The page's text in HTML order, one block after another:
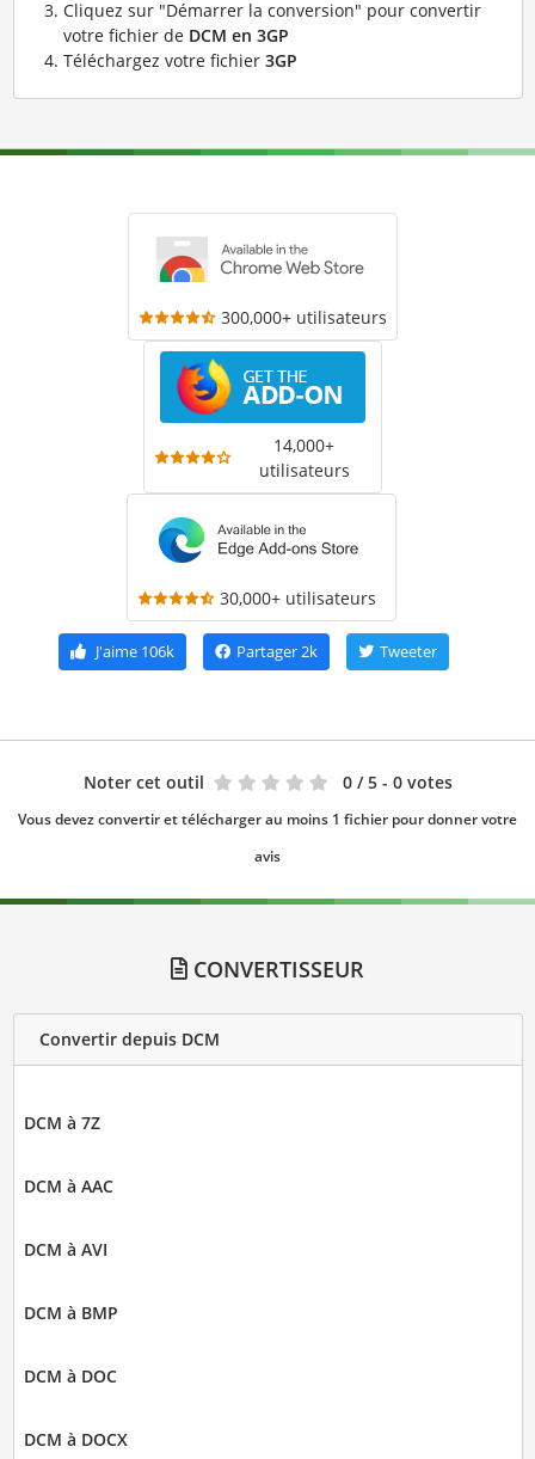
Cliquez sur "Démarrer la conversion" pour convertir
votre fichier de DCM en 3GP
Téléchargez votre fichier 3GP
300,000+ utilisateurs
14,000+
utilisateurs
30,000+ utilisateurs
J'aime106k Partager2k Tweeter
Noter cet outil 0 / 5 - 0 votes
Vous devez convertir et télécharger au moins 1 fichier pour donner votre
avis
CONVERTISSEUR
Convertir depuis DCM
DCM à 7Z
DCM à AAC
DCM à AVI
DCM à BMP
DCM à DOC
DCM à DOCX